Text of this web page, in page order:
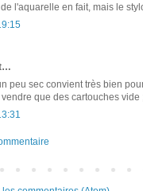
l'aquarelle en fait, mais le
peu sec convient très bien
que des cartouches vide